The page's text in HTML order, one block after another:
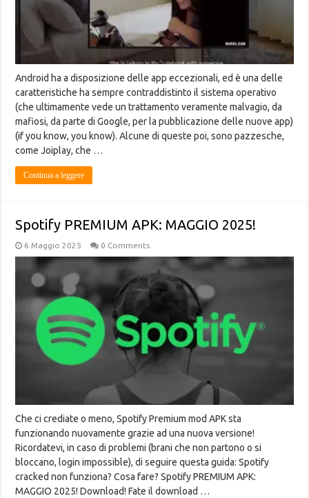
Android ha a disposizione delle app eccezionali, ed è una delle
caratteristiche ha sempre contraddistinto il sistema operativo
(che ultimamente vede un trattamento veramente malvagio, da
mafiosi, da parte di Google, per la pubblicazione delle nuove app)
(if you know, you know). Alcune di queste poi, sono pazzesche,
come Joiplay, che …
Continua a leggere
Spotify PREMIUM APK: MAGGIO 2025!
6 Maggio 2025 0 Comments
Che ci crediate o meno, Spotify Premium mod APK sta
funzionando nuovamente grazie ad una nuova versione!
Ricordatevi, in caso di problemi (brani che non partono o si
bloccano, login impossible), di seguire questa guida: Spotify
cracked non funziona? Cosa fare? Spotify PREMIUM APK:
MAGGIO 2025! Download! Fate il download …